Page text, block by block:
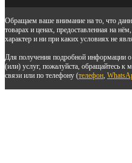
Обращаем ваше внимание на то, что
товарах и ценах, предоставленная на
характер и ни при каких условиях не
Для получения подробной информации
(или) услуг, пожалуйста, обращайтесь
связи или по телефону (телефон,